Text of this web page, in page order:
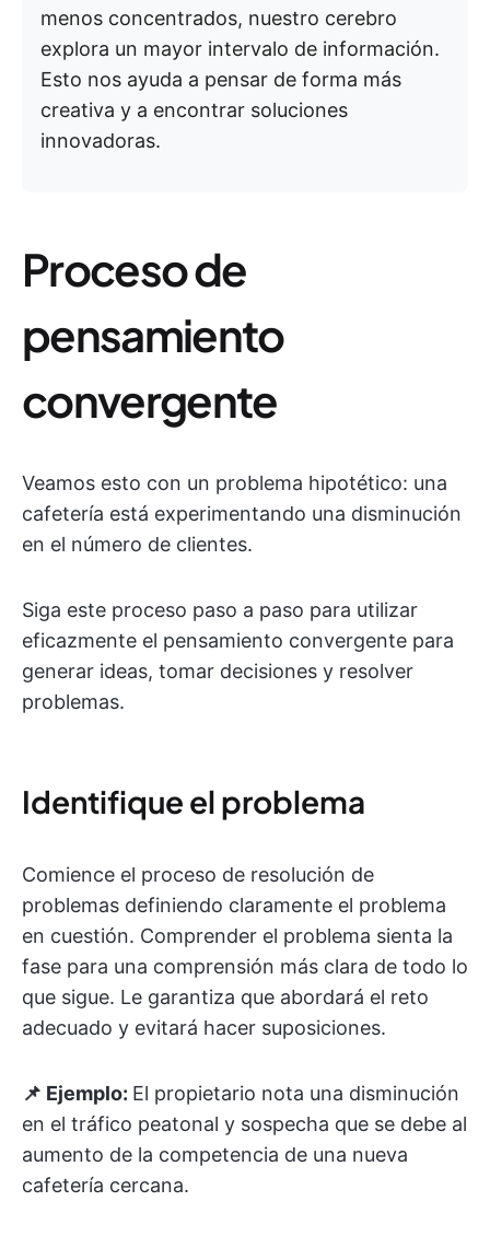
menos concentrados, nuestro cerebro
explora un mayor intervalo de información.
Esto nos ayuda a pensar de forma más
creativa y a encontrar soluciones
innovadoras.
Proceso de
pensamiento
convergente
Veamos esto con un problema hipotético: una
cafetería está experimentando una disminución
en el número de clientes.
Siga este proceso paso a paso para utilizar
eficazmente el pensamiento convergente para
generar ideas, tomar decisiones y resolver
problemas.
Identifique el problema
Comience el proceso de resolución de
problemas definiendo claramente el problema
en cuestión. Comprender el problema sienta la
fase para una comprensión más clara de todo lo
que sigue. Le garantiza que abordará el reto
adecuado y evitará hacer suposiciones.
📌 Ejemplo: El propietario nota una disminución
en el tráfico peatonal y sospecha que se debe al
aumento de la competencia de una nueva
cafetería cercana.